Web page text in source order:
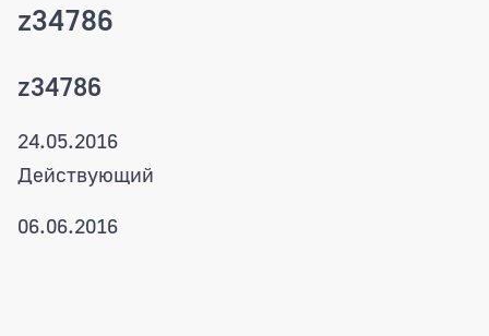
z34786
z34786
24.05.2016
Действующий
06.06.2016